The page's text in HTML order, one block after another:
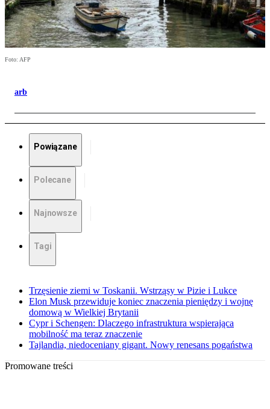
Foto: AFP
arb
Powiązane
Polecane
Najnowsze
Tagi
Trzęsienie ziemi w Toskanii. Wstrząsy w Pizie i Lukce
Elon Musk przewiduje koniec znaczenia pieniędzy i wojnę
domową w Wielkiej Brytanii
Cypr i Schengen: Dlaczego infrastruktura wspierająca
mobilność ma teraz znaczenie
Tajlandia, niedoceniany gigant. Nowy renesans pogaństwa
Promowane treści